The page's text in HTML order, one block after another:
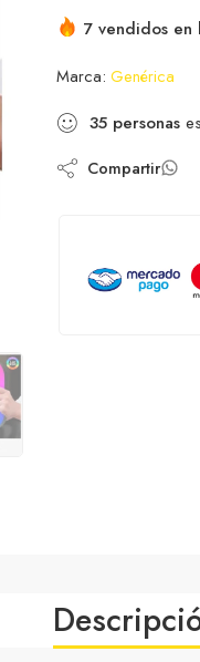
7 vendidos en
Marca: Genérica
35 personas
Compartir